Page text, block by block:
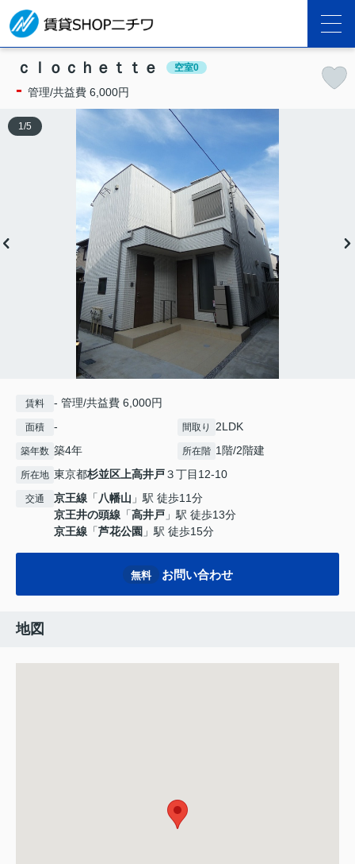
ｃｌｏｃｈｅｔｔｅ 空室0
- 管理/共益費 6,000円
1 /5
賃料 - 管理/共益費 6,000円
面積 - 間取り 2LDK
築年数 築4年 所在階 1階/2階建
所在地 東京都杉並区 上高井戸３丁目12-10
交通 京王線 「 八幡山 」駅 徒歩11分
京王井の頭線 「高井戸 」駅 徒歩13分
京王線 「芦花公園 」駅 徒歩15分
無料 お問い合わせ
地図